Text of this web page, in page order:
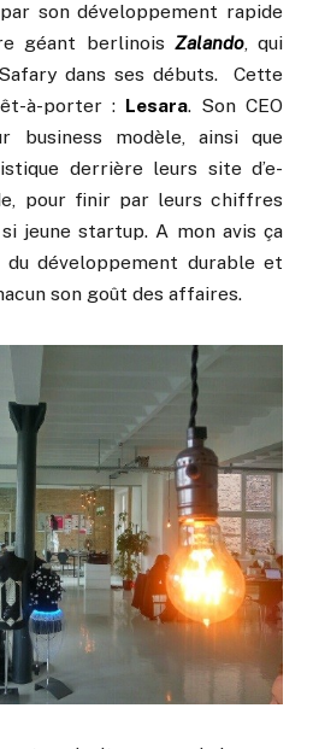
son développement rapide
géant berlinois Zalando, qui
dans ses débuts. Cette
à-porter : Lesara. Son CEO
business modèle, ainsi que
derrière leurs site d’e-
pour finir par leurs chiffres
jeune startup. A mon avis ça
du développement durable et
son goût des affaires.